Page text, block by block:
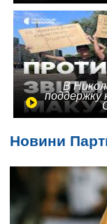
В
поддержку